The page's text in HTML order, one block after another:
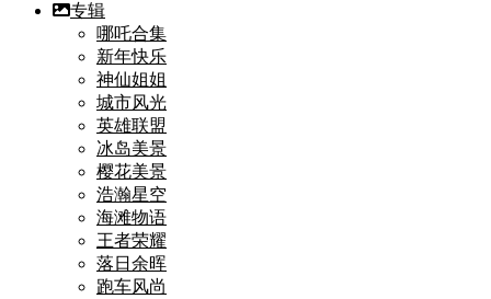
专辑
哪吒合集
新年快乐
神仙姐姐
城市风光
英雄联盟
冰岛美景
樱花美景
浩瀚星空
海滩物语
王者荣耀
落日余晖
跑车风尚